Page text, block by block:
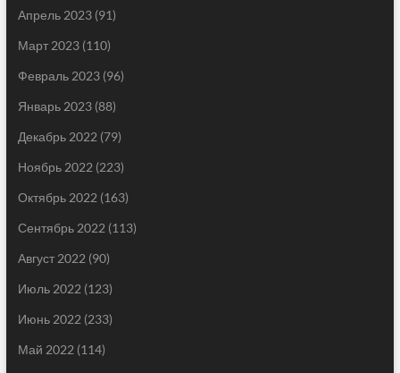
Апрель 2023(91)
Март 2023(110)
Февраль 2023(96)
Январь 2023(88)
Декабрь 2022 (79)
Ноябрь 2022 (223)
Октябрь 2022 (163)
Сентябрь 2022 (113)
Август 2022 (90)
Июль 2022 (123)
Июнь 2022 (233)
Май 2022 (114)